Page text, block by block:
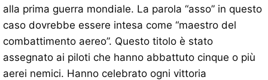
alla prima guerra mondiale. La parola “asso” in questo
caso dovrebbe essere intesa come “maestro del
combattimento aereo”. Questo titolo è stato
assegnato ai piloti che hanno abbattuto cinque o più
aerei nemici. Hanno celebrato ogni vittoria